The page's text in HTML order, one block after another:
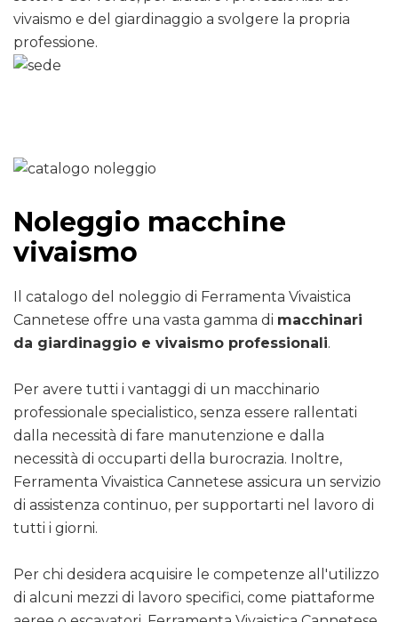
vivaismo e del giardinaggio a svolgere la propria
professione.
Noleggio macchine
vivaismo
Il catalogo del noleggio di Ferramenta Vivaistica
Cannetese offre una vasta gamma di macchinari
da giardinaggio e vivaismo professionali.
Per avere tutti i vantaggi di un macchinario
professionale specialistico, senza essere rallentati
dalla necessità di fare manutenzione e dalla
necessità di occuparti della burocrazia. Inoltre,
Ferramenta Vivaistica Cannetese assicura un servizio
di assistenza continuo, per supportarti nel lavoro di
tutti i giorni.
Per chi desidera acquisire le competenze all'utilizzo
di alcuni mezzi di lavoro specifici, come piattaforme